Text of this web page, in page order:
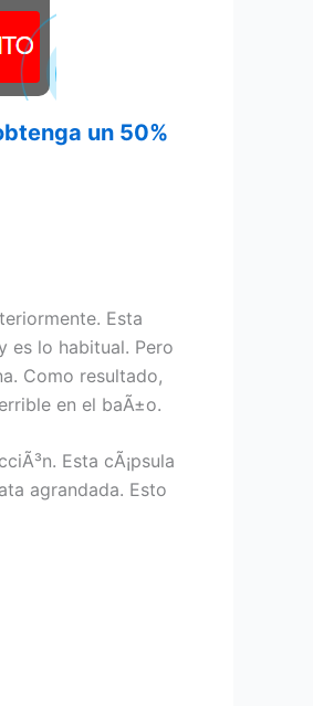
un 50%
Esta
es lo habitual. Pero
Como resultado,
en el baÃ±o.
Esta cÃ¡psula
agrandada. Esto